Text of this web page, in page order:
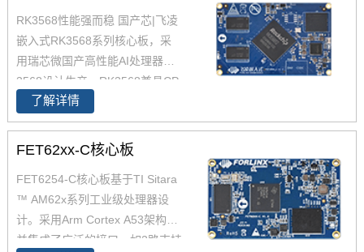
A40i工控板、 A40i开发板。
RK3568性能强而稳 国产芯|飞凌
嵌入式RK3568系列核心板，采
用瑞芯微国产高性能AI处理器RK
3568设计生产，RK3568兼具CP
U、GPU、NPU、VPU于一身，
RK3568 性能、性价比在同类产
品中具有较高优势，RK3568处
SoC， 飞凌RK3568核心板主要
面向工业互联网、HMI、NVR存
储、车载中控、工业网关等领
了解详情
FET62xx-C核心板
FET6254-C核心板基于TI Sitara
™ AM62x系列工业级处理器设
计。采用Arm Cortex A53架构，
并集成了广泛的接口，如2路支持